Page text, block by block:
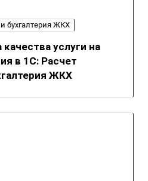
бухгалтерия ЖКХ
услуги на
в 1С: Расчет
ЖКХ